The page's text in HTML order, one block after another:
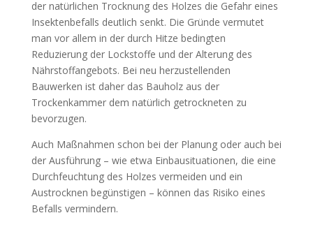
der natürlichen Trocknung des Holzes die Gefahr eines
Insektenbefalls deutlich senkt. Die Gründe vermutet
man vor allem in der durch Hitze bedingten
Reduzierung der Lockstoffe und der Alterung des
Nährstoffangebots. Bei neu herzustellenden
Bauwerken ist daher das Bauholz aus der
Trockenkammer dem natürlich getrockneten zu
bevorzugen.
Auch Maßnahmen schon bei der Planung oder auch bei
der Ausführung – wie etwa Einbausituationen, die eine
Durchfeuchtung des Holzes vermeiden und ein
Austrocknen begünstigen – können das Risiko eines
Befalls vermindern.